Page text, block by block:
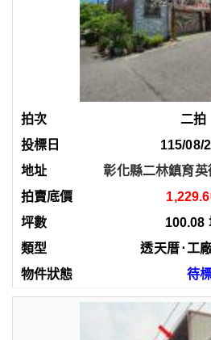
二拍
115/08/
彰化縣二林鎮育
100.08
透天厝⋅工
待